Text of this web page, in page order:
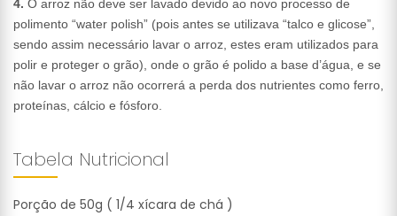
4. O arroz não deve ser lavado devido ao novo processo de
polimento “water polish” (pois antes se utilizava “talco e glicose”,
sendo assim necessário lavar o arroz, estes eram utilizados para
polir e proteger o grão), onde o grão é polido a base d’água, e se
não lavar o arroz não ocorrerá a perda dos nutrientes como ferro,
proteínas, cálcio e fósforo.
Tabela Nutricional
Porção de 50g ( 1/4 xícara de chá )